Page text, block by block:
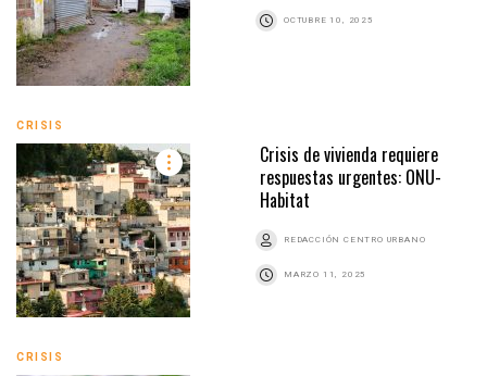
OCTUBRE 10, 2025
CRISIS
Crisis de vivienda requiere
respuestas urgentes: ONU-
Habitat
REDACCIÓN CENTRO URBANO
MARZO 11, 2025
CRISIS